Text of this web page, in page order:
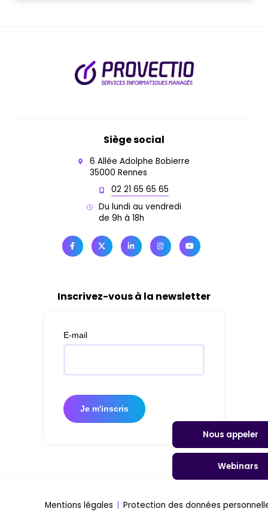
Siège social
6 Allée Adolphe Bobierre
35000 Rennes
02 21 65 65 65
Du lundi au vendredi
de 9h à 18h
Inscrivez-vous à la newsletter
Nous appeler
Webinars
Mentions légales Protection des données